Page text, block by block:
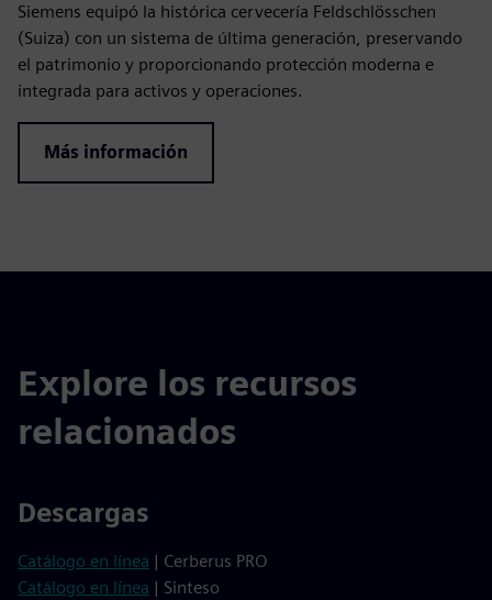
Siemens equipó la histórica cervecería Feldschlösschen
(Suiza) con un sistema de última generación, preservando
el patrimonio y proporcionando protección moderna e
integrada para activos y operaciones.
Más información
Explore los recursos
relacionados
Descargas
Catálogo en línea | Cerberus PRO
Catálogo en línea | Sinteso